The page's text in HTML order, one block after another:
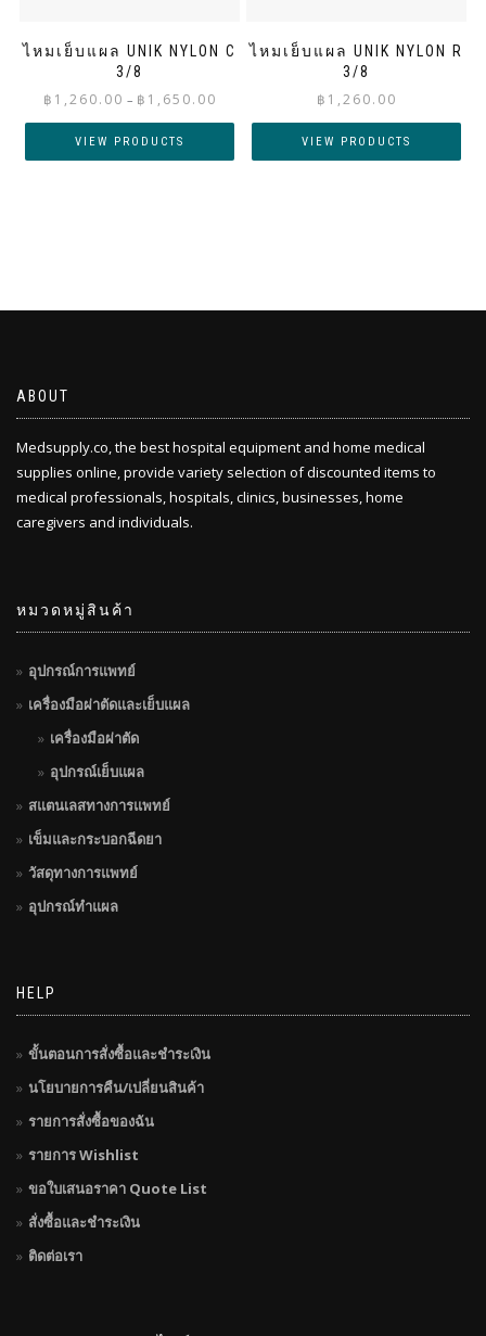
ไหมเย็บแผล UNIK NYLON C
3/8
฿ 1,260.00 – ฿ 1,650.00
through
VIEW PRODUCTS
ไหมเย็บแผล UNIK NYLON R
3/8
฿ 1,260.00
VIEW PRODUCTS
ABOUT
Medsupply.co, the best hospital equipment and home medical
supplies online, provide variety selection of discounted items to
medical professionals, hospitals, clinics, businesses, home
caregivers and individuals.
หมวดหมู่สินค้า
อุปกรณ์การแพทย์
เครื่องมือผ่าตัดและเย็บแผล
เครื่องมือผ่าตัด
อุปกรณ์เย็บแผล
สแตนเลสทางการแพทย์
เข็มและกระบอกฉีดยา
วัสดุทางการแพทย์
อุปกรณ์ทำแผล
HELP
ขั้นตอนการสั่งซื้อและชำระเงิน
นโยบายการคืน/เปลี่ยนสินค้า
รายการสั่งซื้อของฉัน
รายการ Wishlist
ขอใบเสนอราคา Quote List
สั่งซื้อและชำระเงิน
ติดต่อเรา